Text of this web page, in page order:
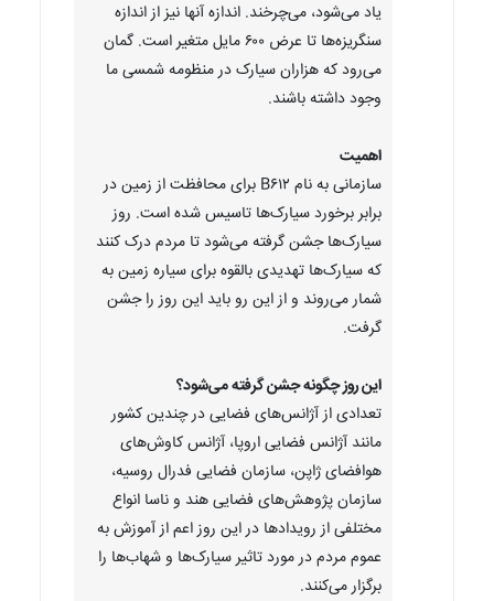
یاد می‌شود، می‌چرخند. اندازه آنها نیز از اندازه
سنگریزه‌ها تا عرض ۶۰۰ مایل متغیر است. گمان
می‌رود که هزاران سیارک در منظومه شمسی ما
وجود داشته باشند.
اهمیت
سازمانی به نام B۶۱۲ برای محافظت از زمین در
برابر برخورد سیارک‌ها تاسیس شده است. روز
سیارک‌ها جشن گرفته می‌شود تا مردم درک کنند
که سیارک‌ها تهدیدی بالقوه برای سیاره زمین به
شمار می‌روند و از این رو باید این روز را جشن
گرفت.
این روز چگونه جشن گرفته می‌شود؟
تعدادی از آژانس‌های فضایی در چندین کشور
مانند آژانس فضایی اروپا، آژانس کاوش‌های
هوافضای ژاپن، سازمان فضایی فدرال روسیه،
سازمان پژوهش‌های فضایی هند و ناسا انواع
مختلفی از رویدادها در این روز اعم از آموزش به
عموم مردم در مورد تاثیر سیارک‌ها و شهاب‌ها را
برگزار می‌کنند.